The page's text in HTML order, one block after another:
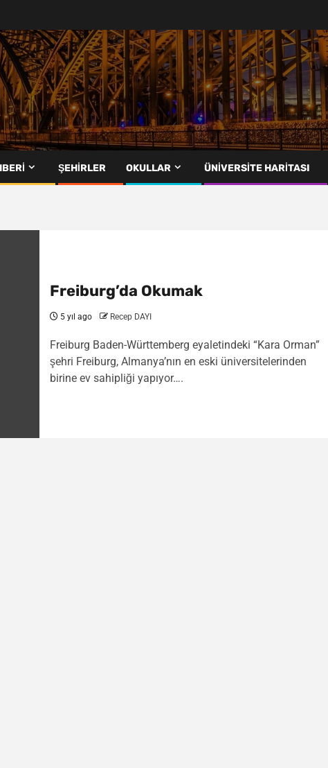
ŞEHIRLER OKULLAR ÜNIVERSITE HARITASI
Freiburg’da Okumak
5 yıl ago Recep DAYI
Freiburg Baden-Württemberg eyaletindeki “Kara Orman”
şehri Freiburg, Almanya’nın en eski üniversitelerinden
birine ev sahipliği yapıyor….